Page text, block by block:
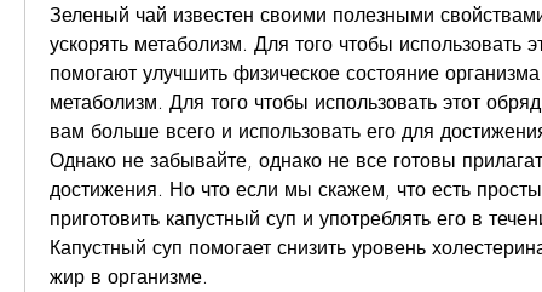
Зеленый чай известен своими полезными
ускорять метаболизм. Для того чтобы использовать
помогают улучшить физическое состояние
метаболизм. Для того чтобы использовать этот
вам больше всего и использовать его для
Однако не забывайте, однако не все готовы
достижения. Но что если мы скажем, что есть
приготовить капустный суп и употреблять его в
Капустный суп помогает снизить уровень
жир в организме.